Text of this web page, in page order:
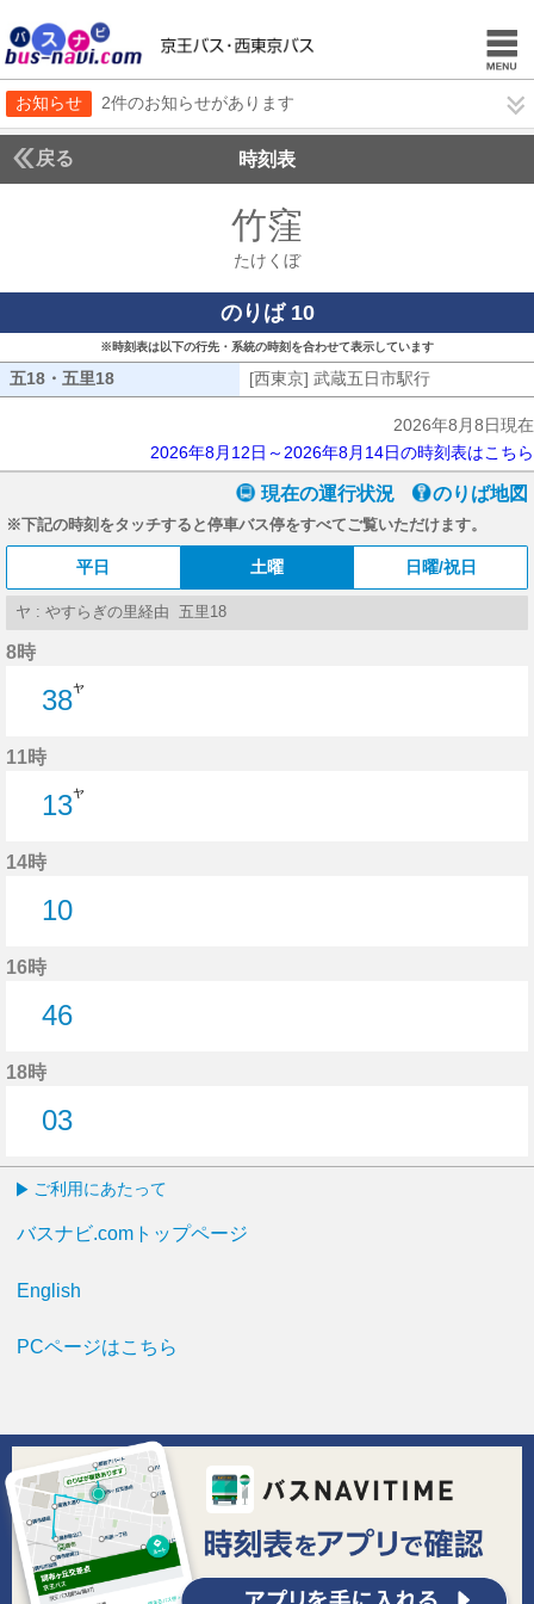
お知らせ 2件のお知らせがあります
戻る 時刻表
竹窪
たけくぼ
のりば 10
※時刻表は以下の行先・系統の時刻を合わせて表示しています
五18・五里18 [西東京] 武蔵五日市駅行
2026年8月8日現在
2026年8月12日～2026年8月14日の時刻表はこちら
現在の運行状況 のりば地図
※下記の時刻をタッチすると停車バス停をすべてご覧いただけます。
平日 土曜 日曜/祝日
ヤ : やすらぎの里経由 五里18
8時
38ヤ
11時
13ヤ
14時
10
16時
46
18時
03
ご利用にあたって
バスナビ.comトップページ
English
PCページはこちら